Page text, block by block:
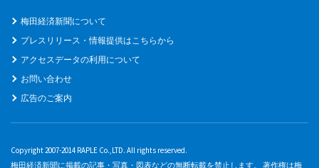
梅田経済新聞について
プレスリリース・情報提供はこちらから
アクセスデータの利用について
お問い合わせ
広告のご案内
Copyright 2007-2014 RAPLE Co.,LTD. All rights reserved.
梅田経済新聞に掲載の記事・写真・図表などの無断転載を禁止します。 著作権は梅